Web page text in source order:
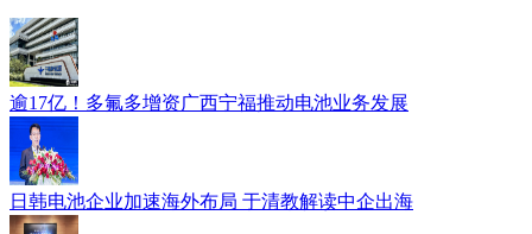
逾17亿！多氟多增资广西宁福推动电池业务发展
日韩电池企业加速海外布局 于清教解读中企出海